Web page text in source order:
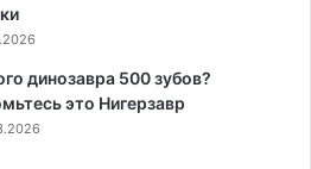
динозавра 500 зубов?
это Нигерзавр